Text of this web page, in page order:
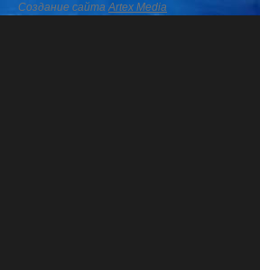
Создание сайтаArtex Media